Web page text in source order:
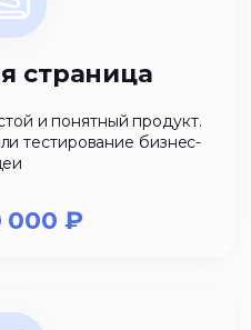
страница
и понятный продукт.
тестирование бизнес-
000 ₽